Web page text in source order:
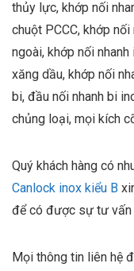
thủy lực, khớp nối
chuột PCCC, khớp
ngoài, khớp nối
xăng dầu, khớp nối
bi, đầu nối nhanh bi
chủng loại, mọi kích
Quý khách hàng có
Canlock inox kiểu B
để có được sự tư vấn
Mọi thông tin liên hệ